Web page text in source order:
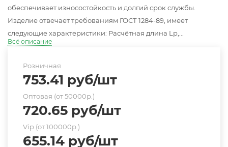
обеспечивает износостойкость и долгий срок службы.
Изделие отвечает требованиям ГОСТ 1284-89, имеет
следующие характеристики: Расчётная длина Lp,...
Всё описание
Розничная
753.41 руб/шт
Оптовая (от 50000р.)
720.65 руб/шт
Vip (от 100000р.)
655.14 руб/шт